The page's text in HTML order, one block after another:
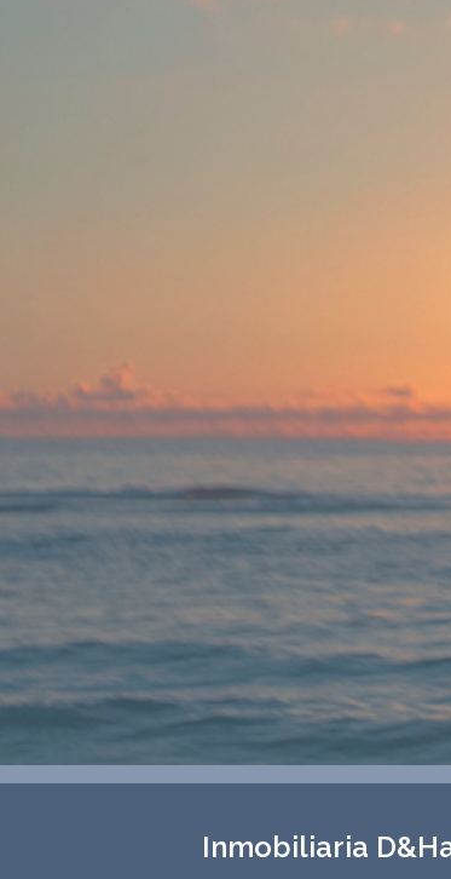
Inmobiliaria